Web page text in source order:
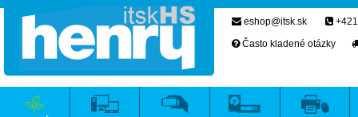
eshop@itsk.sk
Často kladené otázky